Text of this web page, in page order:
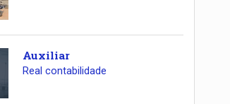
Auxiliar
Real contabilidade